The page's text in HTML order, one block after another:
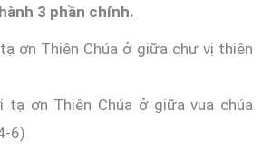
3 phần chính.
ơn Thiên Chúa ở giữa chư vị thiên
tạ ơn Thiên Chúa ở giữa vua chúa
6)